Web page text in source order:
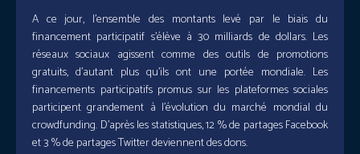
A ce jour, l’ensemble des montants levé par le biais du
financement participatif s’élève à 30 milliards de dollars. Les
réseaux sociaux agissent comme des outils de promotions
gratuits, d’autant plus qu’ils ont une portée mondiale. Les
financements participatifs promus sur les plateformes sociales
participent grandement à l’évolution du marché mondial du
crowdfunding. D’après les statistiques, 12 % de partages Facebook
et 3 % de partages Twitter deviennent des dons.